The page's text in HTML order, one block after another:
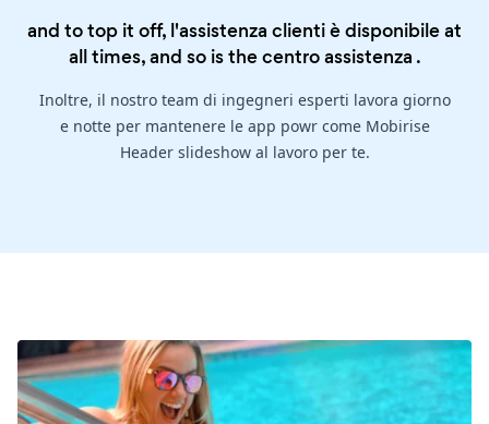
and to top it off, l'assistenza clienti è disponibile at
all times, and so is thecentro assistenza .
Inoltre, il nostro team di ingegneri esperti lavora giorno
e notte per mantenere le app powr come Mobirise
Header slideshow al lavoro per te.